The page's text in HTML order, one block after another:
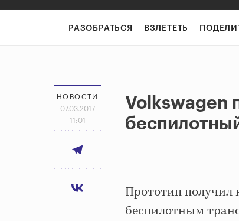
РАЗОБРАТЬСЯ ВЗЛЕТЕТЬ
НОВОСТИ
07.03.2017
11:01
Volkswagen
Прототип получил
беспилотным